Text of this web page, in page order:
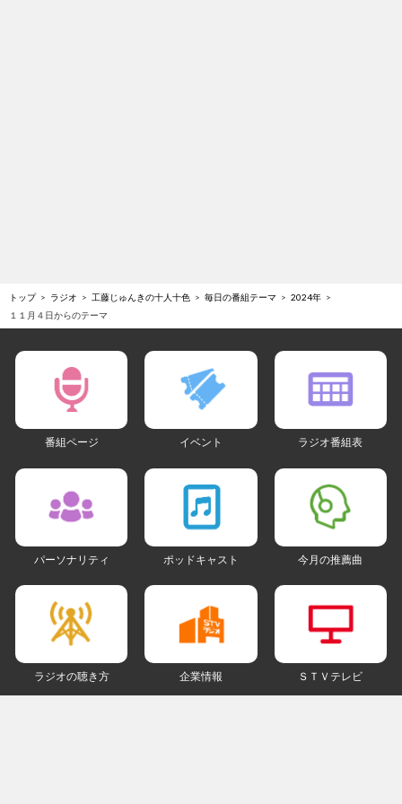
トップ ラジオ 工藤じゅんきの十人十色 毎日の番組テーマ
2024年
１１月４日からのテーマ
番組ページ イベント ラジオ番組表
パーソナリティ ポッドキャスト 今月の推薦曲
ラジオの聴き方 企業情報 ＳＴＶテレビ